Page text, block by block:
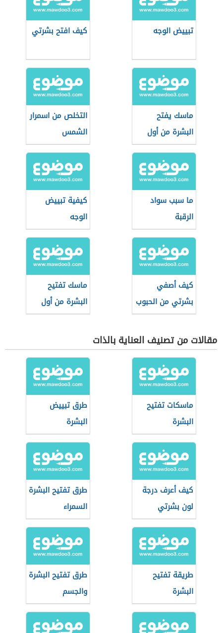
تبييض الوجه كيف افتح بشرتي
ماسك يفتح
البشرة من أول
مرة
التخلص من اسمرار
الشمس
ما سبب سواد
الرقبة
كيفية تبييض
الوجه
كيف أصفي
بشرتي من الحبوب
والبقع
ماسك تفتيح
البشرة من أول
مرة
مقالات من تصنيف العناية بالذات
ماسكات تفتيح
البشرة
طرق تبييض
البشرة
كيف أعرف درجة
لون بشرتي
طرق تفتيح البشرة
السمراء
طريقة تفتيح
البشرة
طرق تفتيح البشرة
والجسم